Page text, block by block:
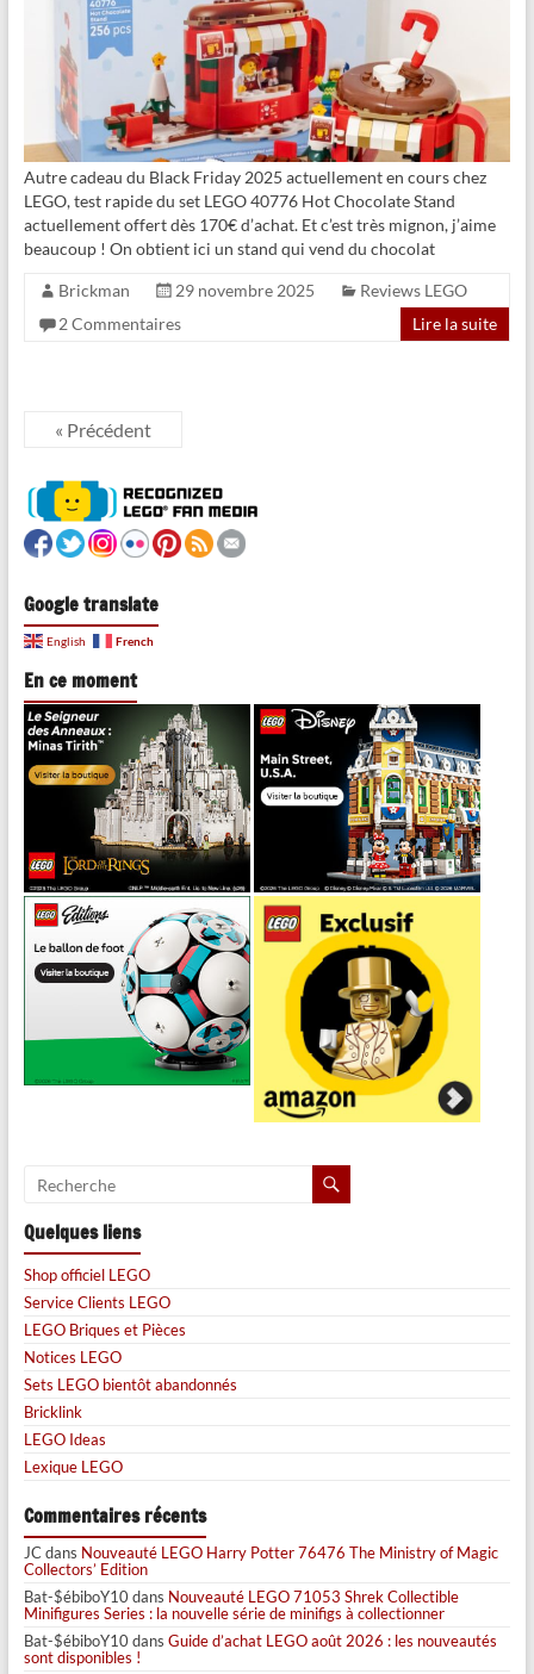
Autre cadeau du Black Friday 2025 actuellement en cours chez
LEGO, test rapide du set LEGO 40776 Hot Chocolate Stand
actuellement offert dès 170€ d’achat. Et c’est très mignon, j’aime
beaucoup ! On obtient ici un stand qui vend du chocolat
Brickman 29 novembre 2025
Reviews LEGO
2 Commentaires
Lire la suite
« Précédent
Google translate
English French
En ce moment
Quelques liens
Shop officiel LEGO
Service Clients LEGO
LEGO Briques et Pièces
Notices LEGO
Sets LEGO bientôt abandonnés
Bricklink
LEGO Ideas
Lexique LEGO
Commentaires récents
JCdans Nouveauté LEGO Harry Potter 76476 The Ministry of Magic
Collectors’ Edition
Bat-$ébiboY10dans Nouveauté LEGO 71053 Shrek Collectible
Minifigures Series : la nouvelle série de minifigs à collectionner
Bat-$ébiboY10dans Guide d’achat LEGO août 2026 : les nouveautés
sont disponibles !